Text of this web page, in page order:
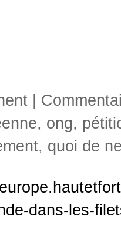
, ong,
, quoi de
dans-les-